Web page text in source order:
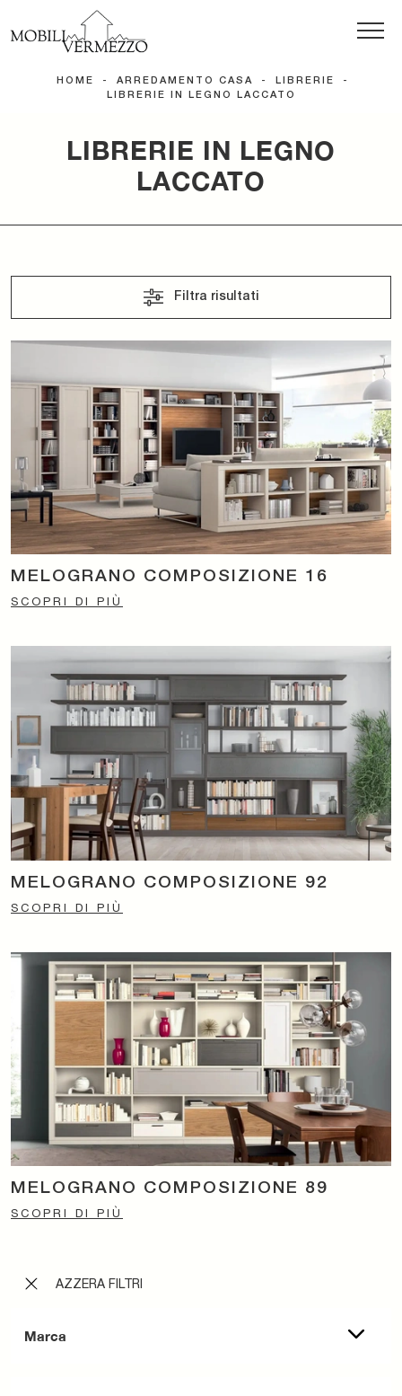
HOME - ARREDAMENTO CASA - LIBRERIE
-
LIBRERIE IN LEGNO LACCATO
LIBRERIE IN LEGNO
LACCATO
AZZERA FILTRI
Marca
Filtra risultati
MELOGRANO COMPOSIZIONE 16
SCOPRI DI PIÙ
MELOGRANO COMPOSIZIONE 92
SCOPRI DI PIÙ
MELOGRANO COMPOSIZIONE 89
SCOPRI DI PIÙ